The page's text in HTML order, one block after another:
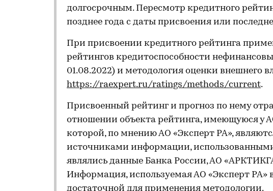
долгосрочным. Пересмотр кредитного
позднее года с даты присвоения или
При присвоении кредитного рейтинга
рейтингов кредитоспособности
01.08.2022) и методология оценки внешнего
https://raexpert.ru/ratings/methods/current.
Присвоенный рейтинг и прогноз по нему
отношении объекта рейтинга, имеющуюся у
которой, по мнению АО «Эксперт РА»,
источниками информации,
являлись данные Банка России, АО
Информация, используемая АО «Эксперт РА»
достаточной для применения методологии.